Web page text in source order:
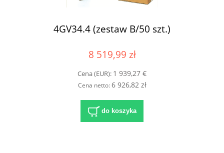
4GV34.4 (zestaw B/50 szt.)
8 519,99 zł
Cena (EUR): 1 939,27 €
Cena netto:6 926,82 zł
do koszyka